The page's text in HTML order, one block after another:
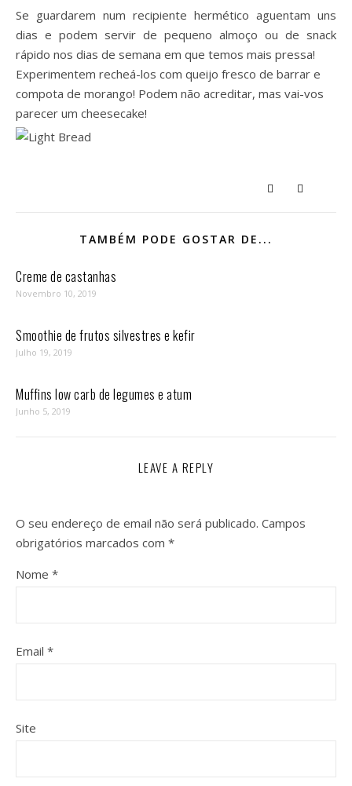
Se guardarem num recipiente hermético aguentam uns
dias e podem servir de pequeno almoço ou de snack
rápido nos dias de semana em que temos mais pressa!
Experimentem recheá-los com queijo fresco de barrar e
compota de morango! Podem não acreditar, mas vai-vos
parecer um cheesecake!
TAMBÉM PODE GOSTAR DE...
Creme de castanhas
Novembro 10, 2019
Smoothie de frutos silvestres e kefir
Julho 19, 2019
Muffins low carb de legumes e atum
Junho 5, 2019
LEAVE A REPLY
O seu endereço de email não será publicado. Campos
obrigatórios marcados com *
Nome *
Email *
Site